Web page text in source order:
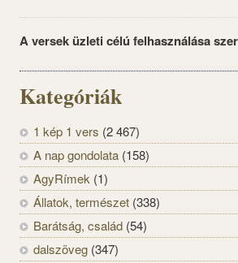
A versek üzleti célú felhasználása
Kategóriák
1 kép 1 vers (2 467)
A nap gondolata (158)
AgyRímek (1)
Állatok, természet (338)
Barátság, család (54)
dalszöveg (347)